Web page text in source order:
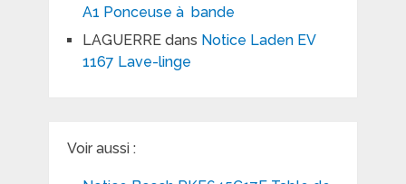
A1 Ponceuse à bande
LAGUERREdans Notice Laden EV
1167 Lave-linge
Voir aussi :